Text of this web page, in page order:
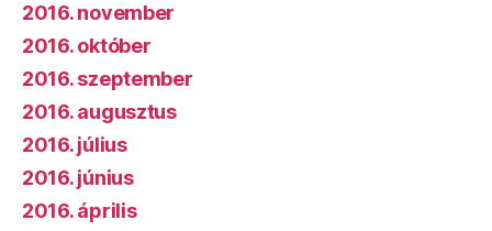
2016. november
2016. október
2016. szeptember
2016. augusztus
2016. július
2016. június
2016. április